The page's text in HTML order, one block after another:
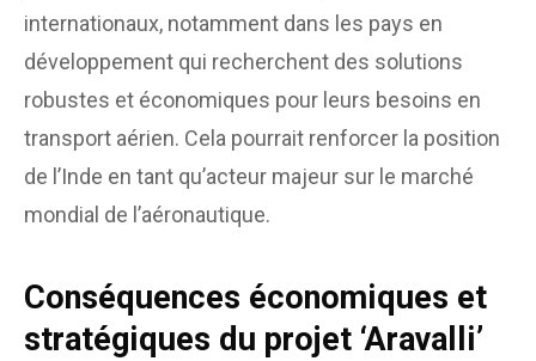
internationaux, notamment dans les pays en
développement qui recherchent des solutions
robustes et économiques pour leurs besoins en
transport aérien. Cela pourrait renforcer la position
de l’Inde en tant qu’acteur majeur sur le marché
mondial de l’aéronautique.
Conséquences économiques et
stratégiques du projet ‘Aravalli’